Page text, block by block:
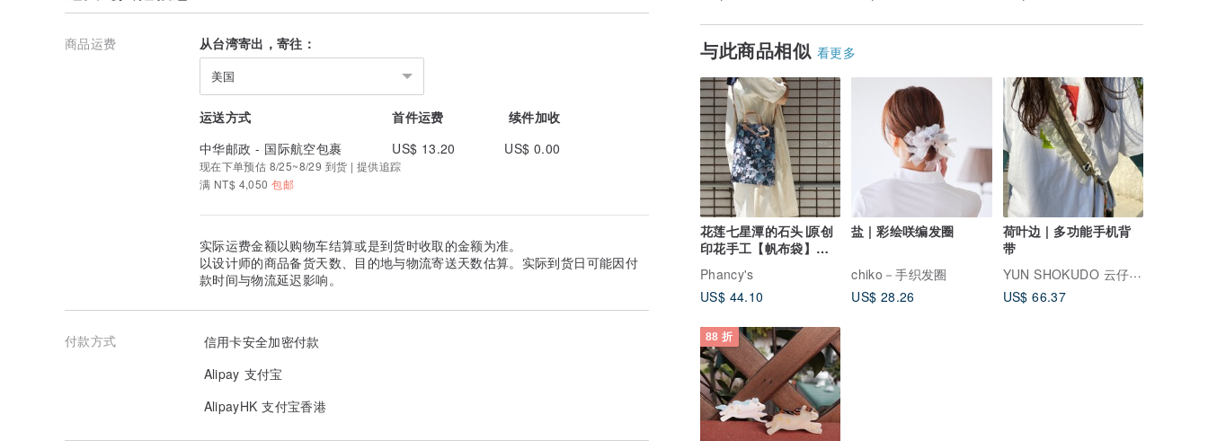
与此商品相似 看更多
花莲七星潭的石头∣原创
印花手工【帆布袋】侧
背 手提 两用 包包
Phancy's
US$ 44.10
盐 | 彩绘咲编发圈
chiko－手织发圈
US$ 28.26
荷叶边 | 多功能手机背
带
YUN SHOKUDO 云仔食堂
US$ 66.37
88 折
商品运费 从台湾寄出，寄往：
美国
运送方式 首件运费
续件加收
中华邮政 - 国际航空包裹
US$ 13.20 US$ 0.00
现在下单预估 8/25~8/29 到货 | 提供追踪
满 NT$ 4,050包邮
实际运费金额以购物车结算或是到货时收取的金额为准。
以设计师的商品备货天数、目的地与物流寄送天数估算。实际到货日可能因付
款时间与物流延迟影响。
付款方式
信用卡安全加密付款
Alipay 支付宝
AlipayHK 支付宝香港